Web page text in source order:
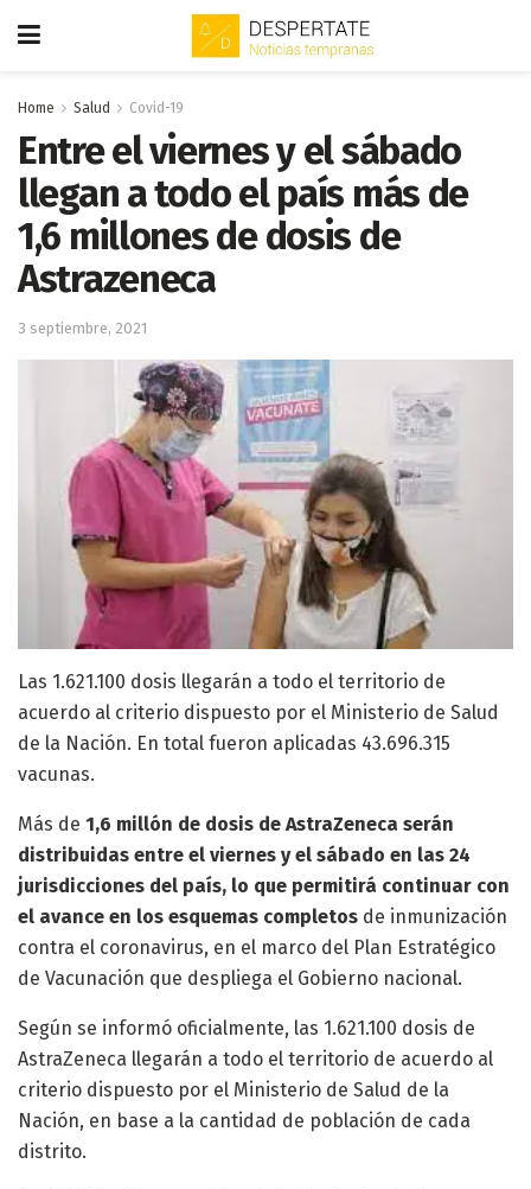
Home Salud Covid-19
Entre el viernes y el sábado
llegan a todo el país más de
1,6 millones de dosis de
Astrazeneca
3 septiembre, 2021
Las 1.621.100 dosis llegarán a todo el territorio de
acuerdo al criterio dispuesto por el Ministerio de Salud
de la Nación. En total fueron aplicadas 43.696.315
vacunas.
Más de 1,6 millón de dosis de AstraZeneca serán
distribuidas entre el viernes y el sábado en las 24
jurisdicciones del país, lo que permitirá continuar con
el avance en los esquemas completos de inmunización
contra el coronavirus, en el marco del Plan Estratégico
de Vacunación que despliega el Gobierno nacional.
Según se informó oficialmente, las 1.621.100 dosis de
AstraZeneca llegarán a todo el territorio de acuerdo al
criterio dispuesto por el Ministerio de Salud de la
Nación, en base a la cantidad de población de cada
distrito.